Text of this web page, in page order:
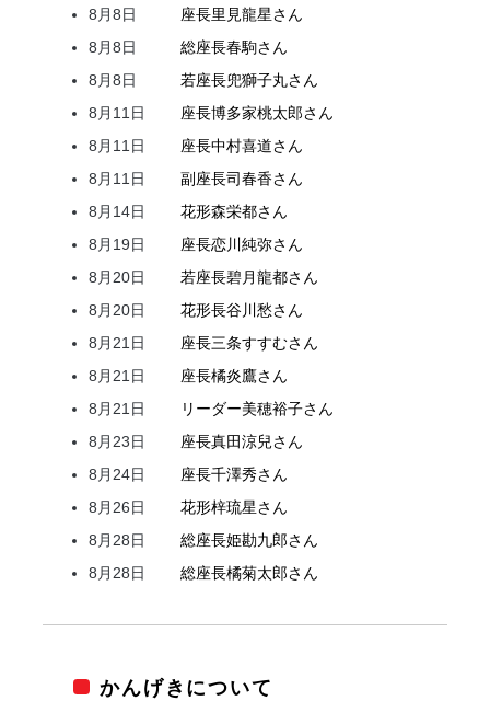
8月8日
座長里見龍星さん
8月8日
総座長春駒さん
8月8日
若座長兜獅子丸さん
8月11日
座長博多家桃太郎さん
8月11日
座長中村喜道さん
8月11日
副座長司春香さん
8月14日
花形森栄都さん
8月19日
座長恋川純弥さん
8月20日
若座長碧月龍都さん
8月20日
花形長谷川愁さん
8月21日
座長三条すすむさん
8月21日
座長橘炎鷹さん
8月21日
リーダー美穂裕子さん
8月23日
座長真田涼兒さん
8月24日
座長千澤秀さん
8月26日
花形梓琉星さん
8月28日
総座長姫勘九郎さん
8月28日
総座長橘菊太郎さん
かんげきについて